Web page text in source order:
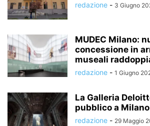
redazione - 3 Giugno
MUDEC Milano:
concessione in
museali
redazione - 1 Giugno
La Galleria
pubblico a Milano
redazione - 29 Maggio